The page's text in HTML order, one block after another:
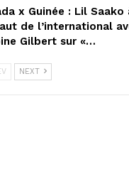
x Guinée : Lil Saako
de l’international
Gilbert sur «…
NEXT